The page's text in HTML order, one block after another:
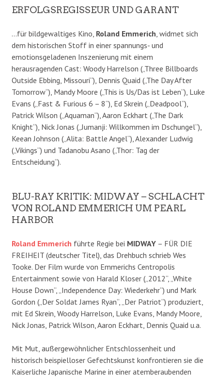
ERFOLGSREGISSEUR UND GARANT
…für bildgewaltiges Kino, Roland Emmerich, widmet sich
dem historischen Stoff in einer spannungs- und
emotionsgeladenen Inszenierung mit einem
herausragenden Cast: Woody Harrelson („Three Billboards
Outside Ebbing, Missouri“), Dennis Quaid („The Day After
Tomorrow“), Mandy Moore („This is Us/Das ist Leben“), Luke
Evans („Fast & Furious 6 – 8“), Ed Skrein („Deadpool“),
Patrick Wilson („Aquaman“), Aaron Eckhart („The Dark
Knight“), Nick Jonas („Jumanji: Willkommen im Dschungel“),
Keean Johnson („Alita: Battle Angel“), Alexander Ludwig
(„Vikings“) und Tadanobu Asano („Thor: Tag der
Entscheidung“).
BLU-RAY KRITIK: MIDWAY – SCHLACHT
VON ROLAND EMMERICH UM PEARL
HARBOR
Roland Emmerich führte Regie bei MIDWAY – FÜR DIE
FREIHEIT (deutscher Titel), das Drehbuch schrieb Wes
Tooke. Der Film wurde von Emmerichs Centropolis
Entertainment sowie von Harald Kloser („2012“, „White
House Down“, „Independence Day: Wiederkehr“) und Mark
Gordon („Der Soldat James Ryan“, „Der Patriot“) produziert,
mit Ed Skrein, Woody Harrelson, Luke Evans, Mandy Moore,
Nick Jonas, Patrick Wilson, Aaron Eckhart, Dennis Quaid u.a.
Mit Mut, außergewöhnlicher Entschlossenheit und
historisch beispielloser Gefechtskunst konfrontieren sie die
Kaiserliche Japanische Marine in einer atemberaubenden